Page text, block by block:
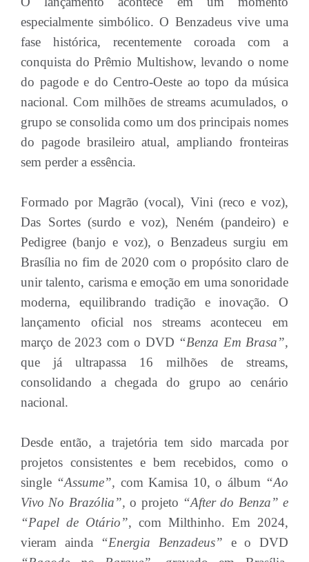
especialmente simbólico. O Benzadeus vive uma
fase histórica, recentemente coroada com a
conquista do Prêmio Multishow, levando o nome
do pagode e do Centro-Oeste ao topo da música
nacional. Com milhões de streams acumulados, o
grupo se consolida como um dos principais nomes
do pagode brasileiro atual, ampliando fronteiras
sem perder a essência.
Formado por Magrão (vocal), Vini (reco e voz),
Das Sortes (surdo e voz), Neném (pandeiro) e
Pedigree (banjo e voz), o Benzadeus surgiu em
Brasília no fim de 2020 com o propósito claro de
unir talento, carisma e emoção em uma sonoridade
moderna, equilibrando tradição e inovação. O
lançamento oficial nos streams aconteceu em
março de 2023 com o DVD “Benza Em Brasa”,
que já ultrapassa 16 milhões de streams,
consolidando a chegada do grupo ao cenário
nacional.
Desde então, a trajetória tem sido marcada por
projetos consistentes e bem recebidos, como o
single “Assume”, com Kamisa 10, o álbum “Ao
Vivo No Brazólia”, o projeto “After do Benza” e
“Papel de Otário”, com Milthinho. Em 2024,
vieram ainda “Energia Benzadeus” e o DVD